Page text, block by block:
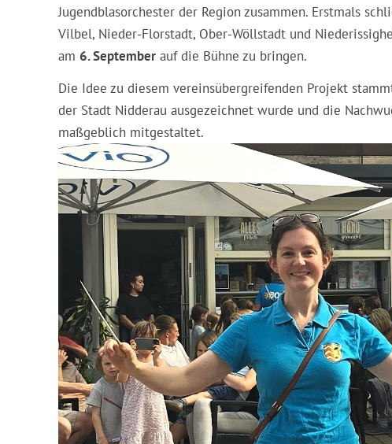
Jugendblasorchester der Region zusammen. Erstmals
Vilbel, Nieder-Florstadt, Ober-Wöllstadt und
am 6. Septemberauf die Bühne zu bringen.
Die Idee zu diesem vereinsübergreifenden Projekt
der Stadt Nidderau ausgezeichnet wurde und die
maßgeblich mitgestaltet.